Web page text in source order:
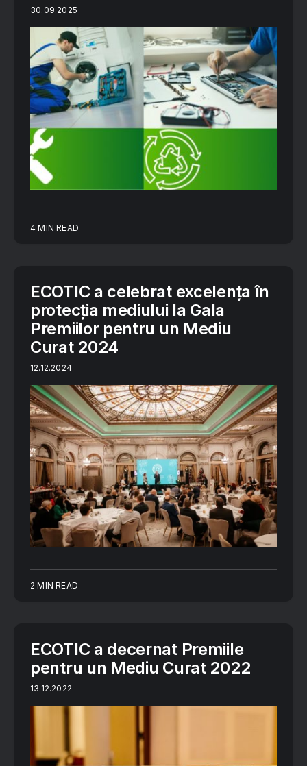
30.09.2025
4 MIN READ
ECOTIC a celebrat excelența în
protecția mediului la Gala
Premiilor pentru un Mediu
Curat 2024
12.12.2024
2 MIN READ
ECOTIC a decernat Premiile
pentru un Mediu Curat 2022
13.12.2022